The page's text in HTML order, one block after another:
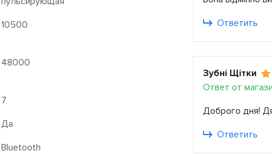
10500
48000
7
Да
Bluetooth
Ответить
Зубні Щітки
Ответ от
Доброго дня!
Ответить